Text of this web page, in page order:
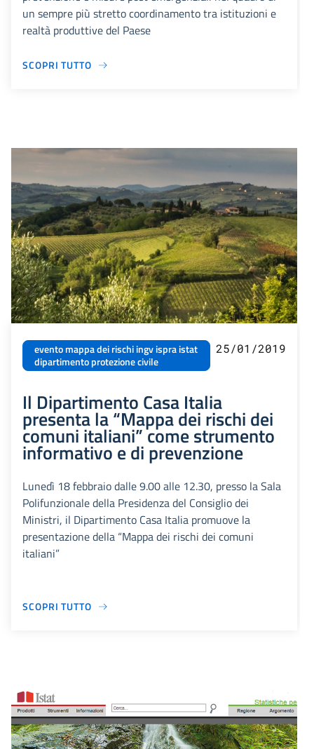
un sempre più stretto coordinamento tra istituzioni e
realtà produttive del Paese
SCOPRI TUTTO
evento mappa dei rischi ingv ispra istat
dipartimento protezione civile
25/01/2019
Il Dipartimento Casa Italia
presenta la “Mappa dei rischi dei
comuni italiani” come strumento
informativo e di prevenzione
Lunedì 18 febbraio dalle 9.00 alle 12.30, presso la Sala
Polifunzionale della Presidenza del Consiglio dei
Ministri, il Dipartimento Casa Italia promuove la
presentazione della “Mappa dei rischi dei comuni
italiani”
SCOPRI TUTTO